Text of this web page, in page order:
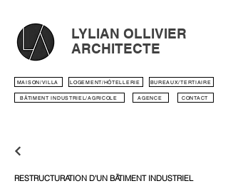
LYLIAN OLLIVIER
ARCHITECTE
BÂTIMENT INDUSTRIEL/AGRICOLE AGENCE CONTACT
BUREAUX/TERTIAIRE
MAISON/VILLA LOGEMENT/HÔTELLERIE
RESTRUCTURATION D'UN BÄTIMENT INDUSTRIEL